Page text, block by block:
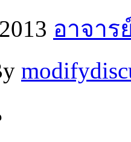
อาจาร